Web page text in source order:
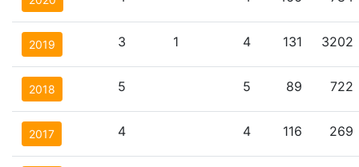
2019 3 1 4 131 3202
2018 5 5 89 722
2017 4 4 116 269